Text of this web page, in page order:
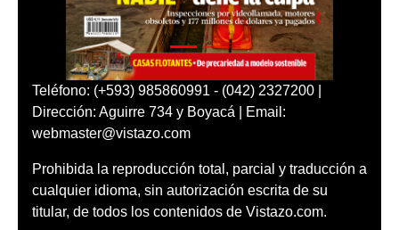
Teléfono: (+593) 985860991 - (042) 2327200 |
Dirección: Aguirre 734 y Boyacá | Email:
webmaster@vistazo.com
Prohibida la reproducción total, parcial y traducción a
cualquier idioma, sin autorización escrita de su
titular, de todos los contenidos de Vistazo.com.